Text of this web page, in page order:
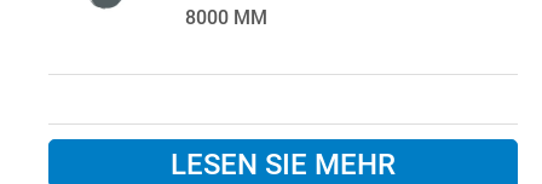
8000 MM
LESEN SIE MEHR